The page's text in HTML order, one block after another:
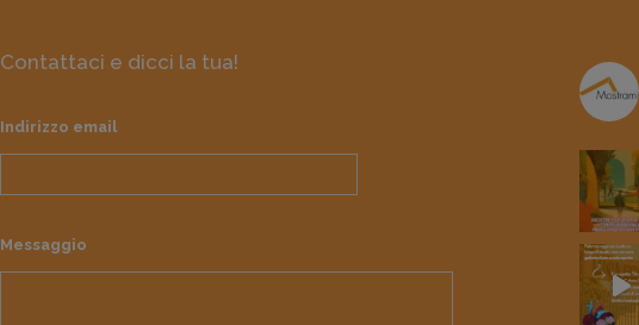
Contattaci e dicci la tua!
Indirizzo email
Messaggio